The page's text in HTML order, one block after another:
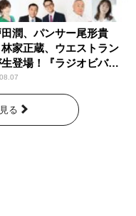
潤、パンサー尾形貴
家正蔵、ウエストラン
生登場！『ラジオビバリ
』
る